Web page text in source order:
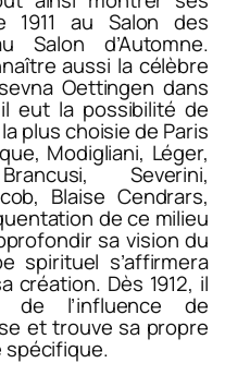
au Salon des
Salon d’Automne.
aussi la célèbre
Oettingen dans
eut la possibilité de
plus choisie de Paris
Modigliani, Léger,
Severini,
Blaise Cendrars,
de ce milieu
sa vision du
spirituel s’affirmera
création. Dès 1912, il
de l’influence de
et trouve sa propre
spécifique.